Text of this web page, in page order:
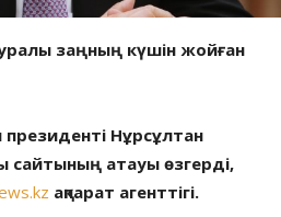
заңның күшін жойған
Нұрсұлтан
сайтының атауы өзгерді,
ақпарат агенттігі.